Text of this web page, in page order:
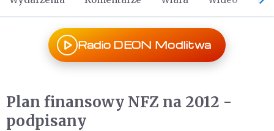
Radio DEON Modlitwa
Plan finansowy NFZ na 2012 -
podpisany